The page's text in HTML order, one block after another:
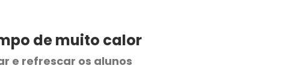
de muito calor
e refrescar os alunos